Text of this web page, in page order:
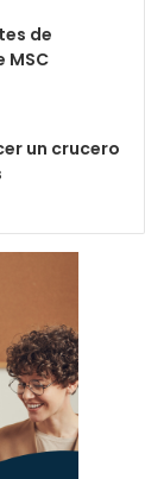
de
MSC
un crucero